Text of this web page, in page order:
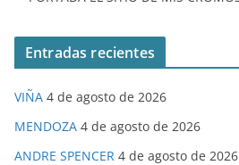
Entradas recientes
VIÑA 4 de agosto de 2026
MENDOZA 4 de agosto de 2026
ANDRE SPENCER 4 de agosto de 2026